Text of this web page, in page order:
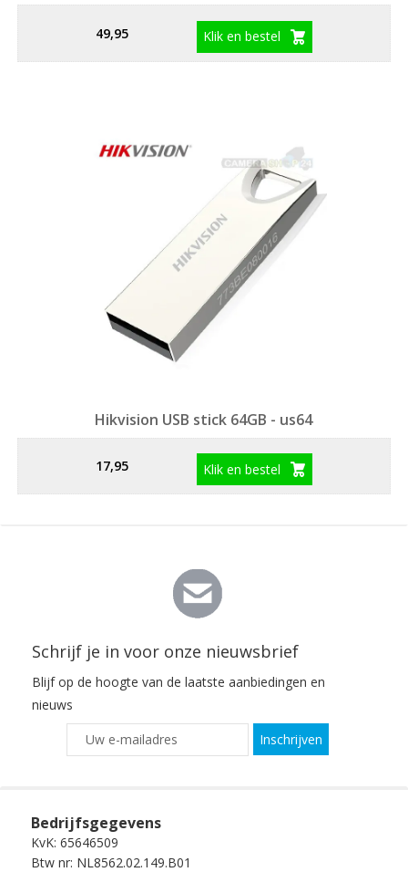
49,95 Klik en bestel
Hikvision USB stick 64GB - us64
17,95 Klik en bestel
Schrijf je in voor onze nieuwsbrief
Blijf op de hoogte van de laatste aanbiedingen en
nieuws
Inschrijven
Bedrijfsgegevens
KvK: 65646509
Btw nr: NL8562.02.149.B01